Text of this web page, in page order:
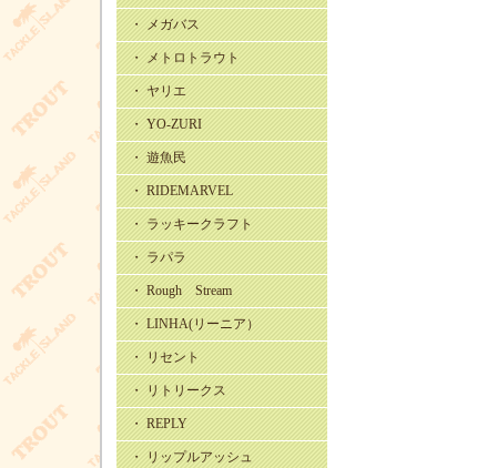
・ メガバス
・ メトロトラウト
・ ヤリエ
・ YO-ZURI
・ 遊魚民
・ RIDEMARVEL
・ ラッキークラフト
・ ラパラ
・ Rough Stream
・ LINHA(リーニア）
・ リセント
・ リトリークス
・ REPLY
・ リップルアッシュ